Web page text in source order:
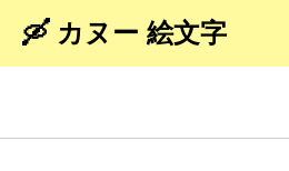
🛶 カヌー 絵文字